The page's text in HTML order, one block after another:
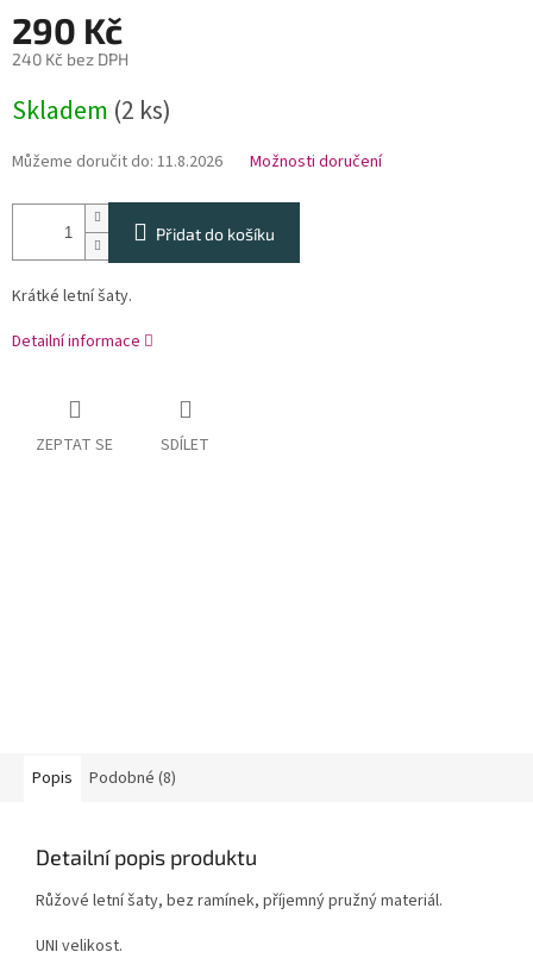
290 Kč
240 Kč bez DPH
cena:
Skladem (2 ks)
Můžeme doručit do: 11.8.2026 Možnosti doručení
Přidat do košíku
Krátké letní šaty.
Detailní informace
ZEPTAT SE SDÍLET
Popis Podobné (8)
Detailní popis produktu
Růžové letní šaty, bez ramínek, příjemný pružný materiál.
UNI velikost.